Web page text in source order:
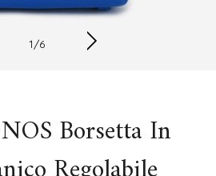
1/6
Borsetta In